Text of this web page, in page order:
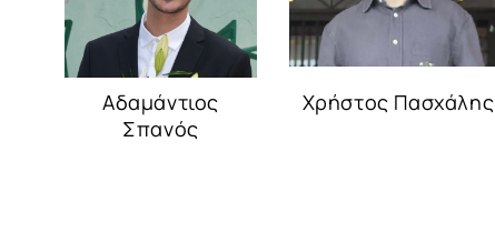
Αδαμάντιος
Σπανός
Χρήστος Πασχάλης